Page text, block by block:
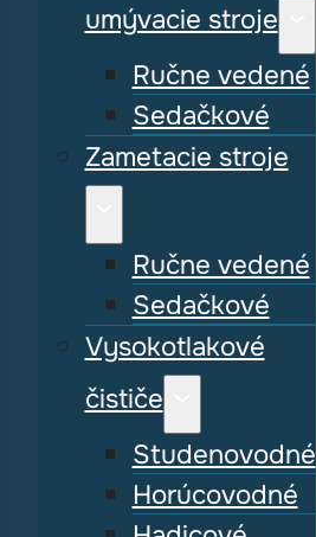
umývacie stroje
Ručne vedené
Sedačkové
Zametacie stroje
Ručne vedené
Sedačkové
Vysokotlakové
čističe
Studenovodné
Horúcovodné